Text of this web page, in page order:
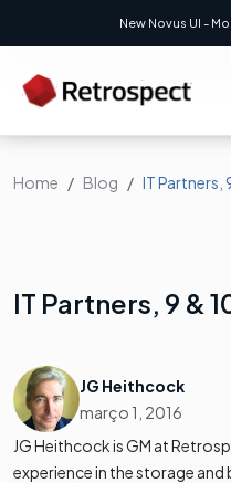
New Novus UI -
Home Blog IT Partners,
IT Partners, 9 &
JG Heithcock
março 1, 2016
JG Heithcock is GM at
experience in the storage and